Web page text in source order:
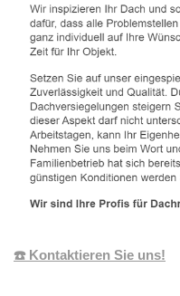
☎️ Kontaktieren Sie uns!